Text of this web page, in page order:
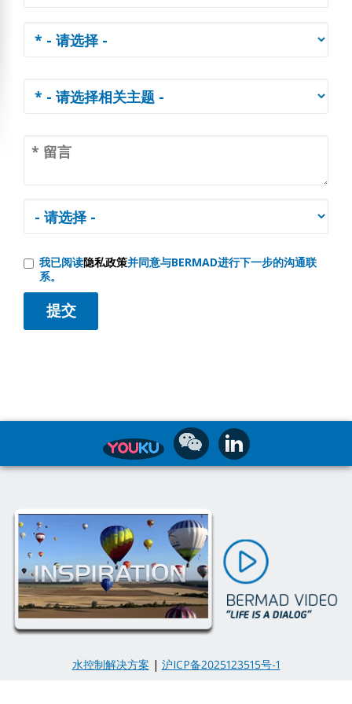
我已阅读隐私政策并同意与BERMAD进行下一步的沟通联
系。
水控制解决方案 | 沪ICP备2025123515号-1